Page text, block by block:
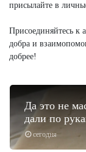
присылайте в
Присоединяйтесь к
добра и
добрее!
сегодня
Да это не
дали по